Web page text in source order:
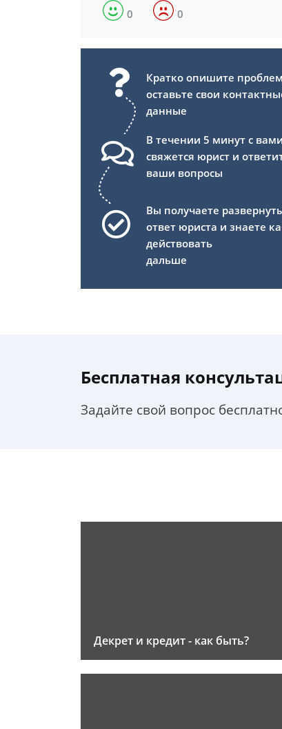
0 0
Кратко опишите
оставьте свои
данные
В течении 5 минут с вами
свяжется юрист и
ваши вопросы
Вы получаете
ответ юриста и знаете
действовать
дальше
Бесплатная
Задайте свой вопрос
Декрет и кредит - как быть?